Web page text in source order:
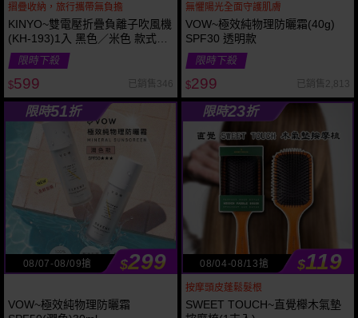
摺疊收納，旅行攜帶無負擔
KINYO~雙電壓折疊負離子吹風機
(KH-193)1入 黑色／米色 款式可
選 附專屬收納袋
限時下殺
$599 已銷售346
無懼陽光全面守護肌膚
VOW~極效純物理防曬霜(40g)
SPF30 透明款
限時下殺
$299 已銷售2,813
限時51折
08/07-08/09搶 $299
VOW~極效純物理防曬霜
限時23折
08/04-08/13搶 $119
按摩頭皮蓬鬆髮根
SWEET TOUCH~直覺櫸木氣墊